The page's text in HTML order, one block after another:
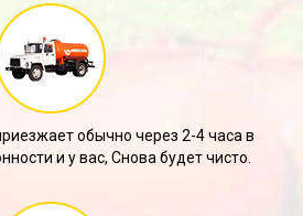
обычно через 2-4 часа в
и у вас, Снова будет чисто.